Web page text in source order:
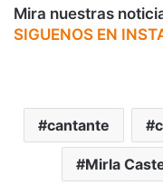
Mira nuestras
SIGUENOS EN
cantante
Mirla